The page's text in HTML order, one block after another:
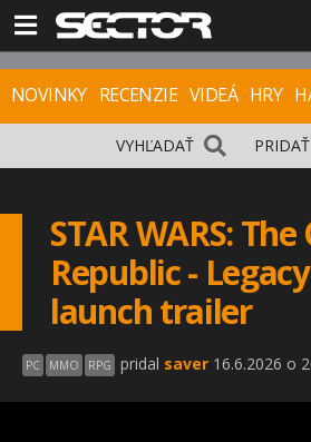
NOVINKY RECENZIE VIDEÁ HRY
PRIDAŤ
VYHĽADAŤ
STAR WARS: The
Republic -
launch trailer
PC MMO RPG pridal saver 16.6.2026 o